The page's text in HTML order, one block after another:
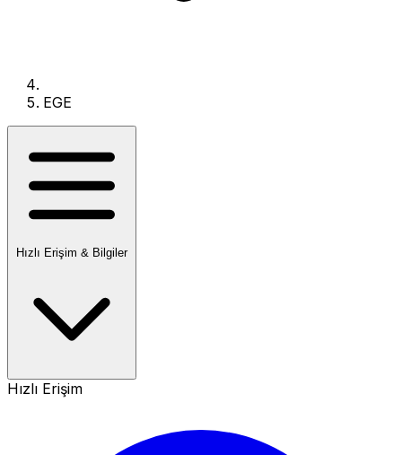
EGE
Hızlı Erişim & Bilgiler
Hızlı Erişim